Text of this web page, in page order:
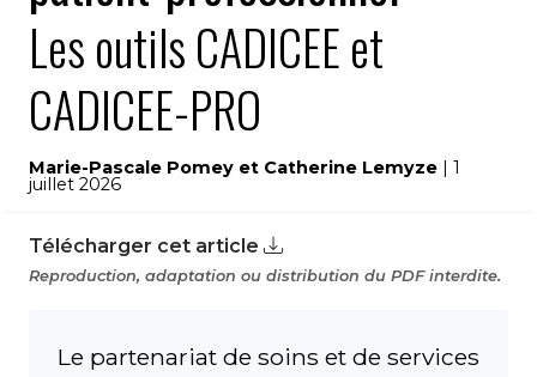
Les outils CADICEE et
CADICEE-PRO
Marie-Pascale Pomey et Catherine Lemyze | 1
juillet 2026
Télécharger cet article
Reproduction, adaptation ou distribution du PDF interdite.
Le partenariat de soins et de services